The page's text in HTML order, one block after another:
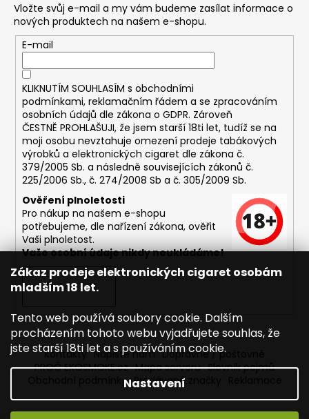
Zákaz prodeje elektronických cigaret osobám
mladším 18 let.
Tento web používá soubory cookie. Dalším
procházením tohoto webu vyjadřujete souhlas, že
jste starší 18ti let a s používáním cookie.
Nastavení
Vložte svůj e-mail a my vám budeme zasílat informace o
nových produktech na našem e-shopu.
E-mail
KLIKNUTÍM SOUHLASÍM s obchodními
podmínkami, reklamačním řádem a se zpracováním
osobních údajů dle zákona o GDPR. Zároveň
ČESTNĚ PROHLAŠUJI, že jsem starší 18ti let, tudíž se na
moji osobu nevztahuje omezení prodeje tabákových
výrobků a elektronických cigaret dle zákona č.
379/2005 Sb. a následně souvisejících zákonů č.
225/2006 Sb., č. 274/2008 Sb a č. 305/2009 Sb.
Ověření plnoletosti
Pro nákup na našem e-shopu
potřebujeme, dle nařízení zákona, ověřit
Vaši plnoletost.
Vaše osobní údaje nikdy neukládáme!
PŘIHLÁSIT SE
Kontakty Napište nám Dopravné / poštovné
PROČ EKOSMOKE.cz Mapa serveru Slovník pojmů
Obchodní podmínky Prodávané značky